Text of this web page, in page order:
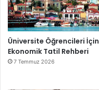
Üniversite Öğrencileri İçin
Ekonomik Tatil Rehberi
7 Temmuz 2026